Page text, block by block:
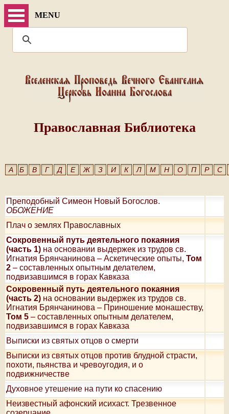
MENU
Православная Библиотека
А Б В Г Д Е Ж З И К Л М Н О П Р С
Преподобный Симеон Новый Богослов.
ОБОЖЕНИЕ
Плач о землях Православных
Сокровенный путь деятельного покаяния
(часть 1) на основании выдержек из трудов св.
Игнатия Брянчанинова – Аскетические опыты, Том
2 – составленных опытным делателем,
подвизавшимся в горах Кавказа
Сокровенный путь деятельного покаяния
(часть 2) на основании выдержек из трудов св.
Игнатия Брянчанинова – Приношение монашеству,
Том 5 – составленных опытным делателем,
подвизавшимся в горах Кавказа
Выписки из святых отцов о смерти
Выписки из святых отцов против блудной страсти,
похоти, пьянства и чревоугодия, и о
подвижничестве
Духовное утешение на пути ко спасению
Неизвестный афонский исихаст. Трезвенное